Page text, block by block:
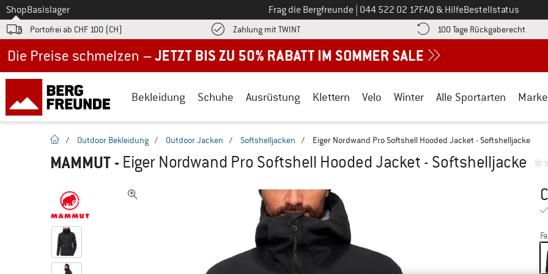
Zum
ShopBasislager Frag die Bergfreunde Ruf uns an unter
044 522 02 17FAQ & HilfeBestellstatus
Portofrei ab CHF 100 (CH) Zahlung mit TWINTFinde die Zahlungs-Infos hier! Öffnet sich in einer Infobox
100 Tage Rückgaberecht
Bekleidung Schuhe Ausrüstung Klettern Velo Winter Alle Sportarten
Startseite
/ Outdoor Bekleidung / Outdoor Jacken / Softshelljacken / Eiger Nordwand Pro Softshell Hooded Jacket - Softshelljacke
MAMMUT - Eiger Nordwand Pro Softshell Hooded Jacket - Softshelljacke